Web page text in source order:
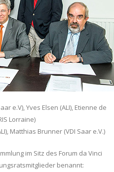
e.V), Yves Elsen (ALI), Etienne de
Lorraine)
Matthias Brunner (VDI Saar e.V.)
im Sitz des Forum da Vinci
benannt: